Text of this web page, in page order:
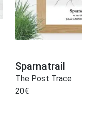
Sparnatrail
The Post Trace
20€